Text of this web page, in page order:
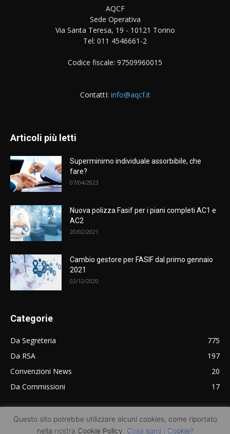
AQCF
Sede Operativa
Via Santa Teresa, 19 - 10121 Torino
Tel: 011 4546661-2
Codice fiscale: 97509960015
ContattI: info@aqcf.it
Articoli più letti
Superminimo individuale assorbibile, che
fare?
07/04/2023
Nuova polizza Fasif per i piani completi AC1 e
AC2
20/02/2021
Cambio gestore per FASIF dal primo gennaio
2021
02/12/2020
Categorie
Da Segreteria
775
Da RSA
197
Convenzioni News
20
Da Commissioni
17
Privacy Policy Cookie Policy Contatti
Questo sito potrebbe utilizzare alcuni cookies, come riportato
nella nostra Cookie Policy. Cosa sono i Cookie?